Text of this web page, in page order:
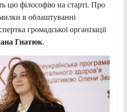
цю філософію на старті. Про
в облаштуванні
громадської організації
Гнатюк.